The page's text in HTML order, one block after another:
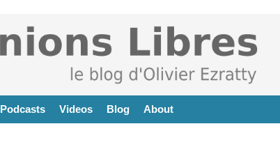
Podcasts Videos Blog About